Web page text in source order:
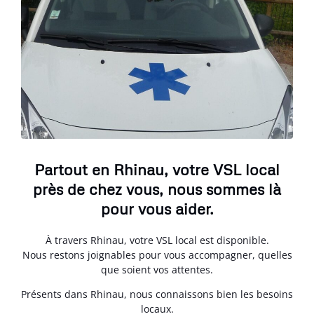
Partout en Rhinau, votre VSL local
près de chez vous, nous sommes là
pour vous aider.
À travers Rhinau, votre VSL local est disponible.
Nous restons joignables pour vous accompagner, quelles
que soient vos attentes.
Présents dans Rhinau, nous connaissons bien les besoins
locaux.